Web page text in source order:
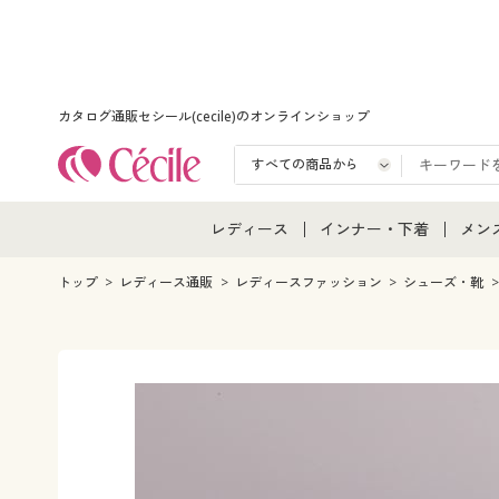
カタログ通販セシール(cecile)のオンラインショップ
レディース
レディース通販すべて
女性下着
インナー・下着
インナー・下着通販すべ
メンズ下着
メン
メン
メン
トップ レディース通販 レディースファッション シューズ・靴